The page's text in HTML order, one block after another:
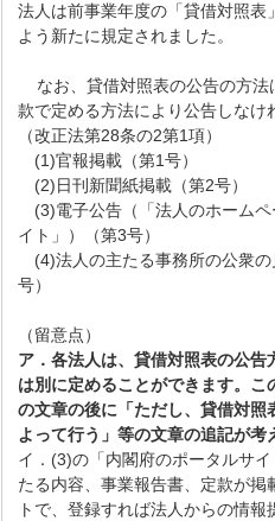
法人は前事業年度の「貸借対照表
よう新たに規定されました。
なお、貸借対照表の公告の方
款で定める方法により公告しなけ
（改正法第28条の2第1項）
(1)官報掲載（第1号）
(2)日刊新聞紙掲載（第2号）
(3)電子公告（「法人のホーム
イト」）（第3号）
(4)法人の主たる事務所の公衆
号）
（留意点）
ア．各法人は、貸借対照表の公告
は別に定めることができます。こ
の文章の後に「ただし、貸借対
よって行う」等の文章の追記が考
イ．(3)の「内閣府のポータルサ
たる内容、事業報告書、定款が掲
トで、登録すれば法人からの情